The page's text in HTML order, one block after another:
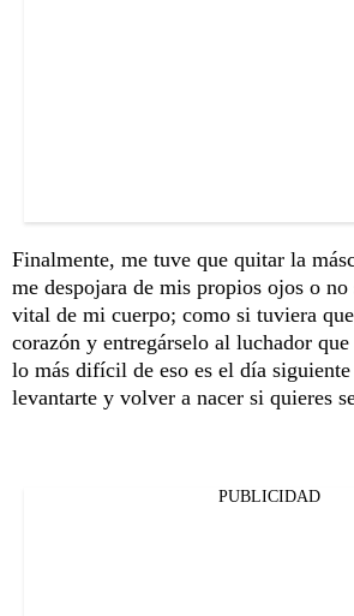
Finalmente, me tuve que quitar la
me despojara de mis propios ojos o no
vital de mi cuerpo; como si tuviera
corazón y entregárselo al luchador
lo más difícil de eso es el día
levantarte y volver a nacer si quieres
PUBLICIDAD